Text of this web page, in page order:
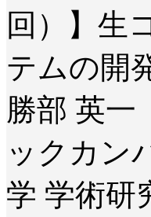
回）】生
テムの開
勝部 英一
ックカン
学 学術研